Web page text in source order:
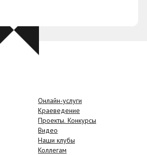
Онлайн-услуги
Краеведение
Проекты. Конкурсы
Видео
Наши клубы
Коллегам